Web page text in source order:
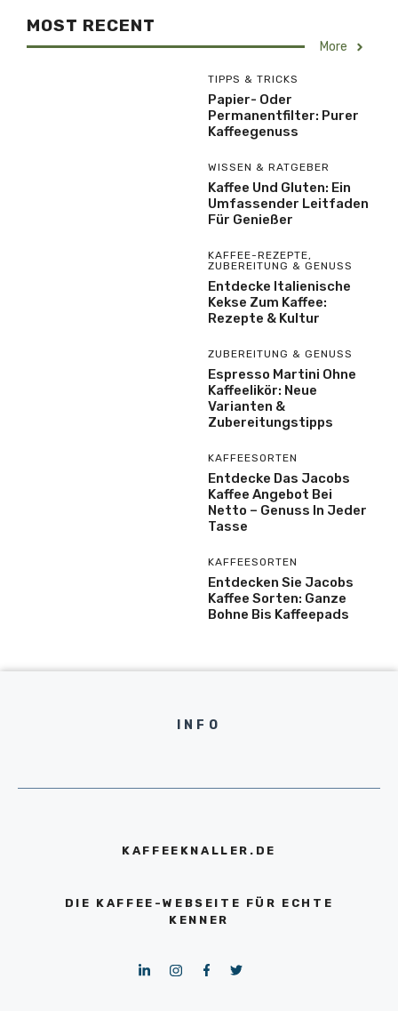
MOST RECENT
More
TIPPS & TRICKS
Papier- Oder
Permanentfilter: Purer
Kaffeegenuss
WISSEN & RATGEBER
Kaffee Und Gluten: Ein
Umfassender Leitfaden
Für Genießer
KAFFEE-REZEPTE,
ZUBEREITUNG & GENUSS
Entdecke Italienische
Kekse Zum Kaffee:
Rezepte & Kultur
ZUBEREITUNG & GENUSS
Espresso Martini Ohne
Kaffeelikör: Neue
Varianten &
Zubereitungstipps
KAFFEESORTEN
Entdecke Das Jacobs
Kaffee Angebot Bei
Netto – Genuss In Jeder
Tasse
KAFFEESORTEN
Entdecken Sie Jacobs
Kaffee Sorten: Ganze
Bohne Bis Kaffeepads
INFO
KAFFEEKNALLER.DE
DIE KAFFEE-WEBSEITE FÜR ECHTE
KENNER